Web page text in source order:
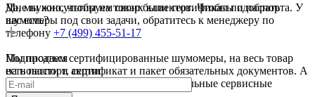
Да, мы консультируем своих клиентов. Чтобы подобрать
шумомеры под свои задачи, обратитесь к менеджеру по
телефону +7 (499) 455-51-17
Мне нужно, чтобы на товар были сертификаты и паспорта. У
вас есть?
Мы продаем сертифицированные шумомеры, на весь товар
есть паспорт, сертификат и пакет обязательных документов. А
для ряда направлений есть дополнительные сервисные
Подписаться
на новости и акции